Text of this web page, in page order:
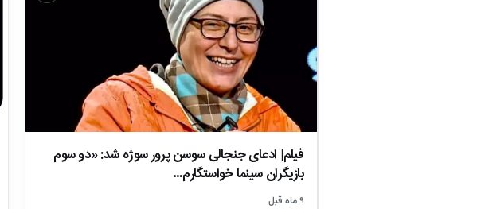
فیلم| ادعای جنجالی سوسن پرور سوژه شد: «دو سوم
بازیگران سینما خواستگارم…
۹ ماه قبل